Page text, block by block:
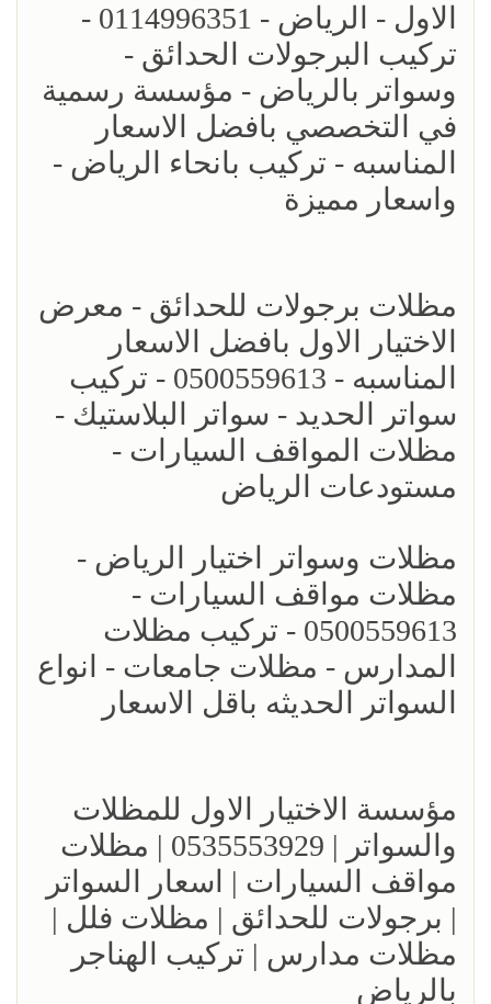
الاول - الرياض - 0114996351 -
تركيب البرجولات الحدائق -
وسواتر بالرياض - مؤسسة رسمية
في التخصصي بافضل الاسعار
المناسبه - تركيب بانحاء الرياض -
واسعار مميزة
مظلات برجولات للحدائق - معرض
الاختيار الاول بافضل الاسعار
المناسبه - 0500559613 - تركيب
سواتر الحديد - سواتر البلاستيك -
مظلات المواقف السيارات -
مستودعات الرياض
مظلات وسواتر اختيار الرياض -
مظلات مواقف السيارات -
0500559613 - تركيب مظلات
المدارس - مظلات جامعات - انواع
السواتر الحديثه باقل الاسعار
مؤسسة الاختيار الاول للمظلات
والسواتر | 0535553929 | مظلات
مواقف السيارات | اسعار السواتر
| برجولات للحدائق | مظلات فلل |
مظلات مدارس | تركيب الهناجر
بالرياض